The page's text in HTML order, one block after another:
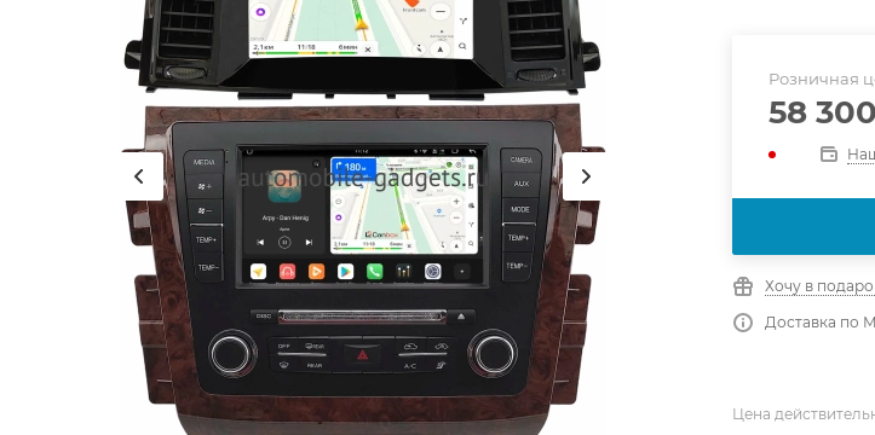
Розничная
58 300
Хочу в
Доставка по
Цена